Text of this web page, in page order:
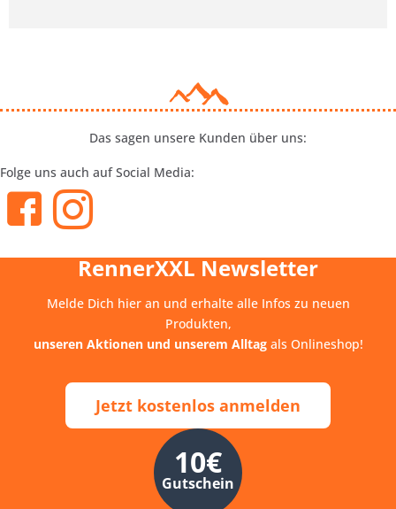
Das sagen unsere Kunden über uns:
Folge uns auch auf Social Media:
RennerXXL Newsletter
Melde Dich hier an und erhalte alle Infos zu neuen
Produkten,
unseren Aktionen und unserem Alltagals Onlineshop!
Jetzt kostenlos anmelden
10€
Gutschein